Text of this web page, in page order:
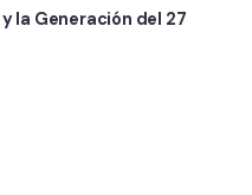
la Generación del 27